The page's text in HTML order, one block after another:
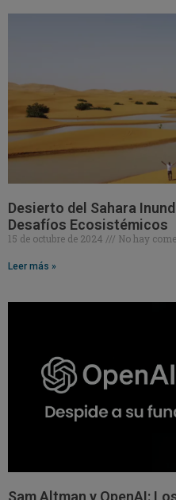
Desierto del Sahara
Desafíos Ecosistémicos
15 de octubre de 2024 No hay
Leer más »